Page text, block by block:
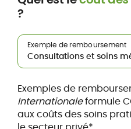
?
Exemple de remboursement
Exemples de
Internationaleformule
aux coûts des soins